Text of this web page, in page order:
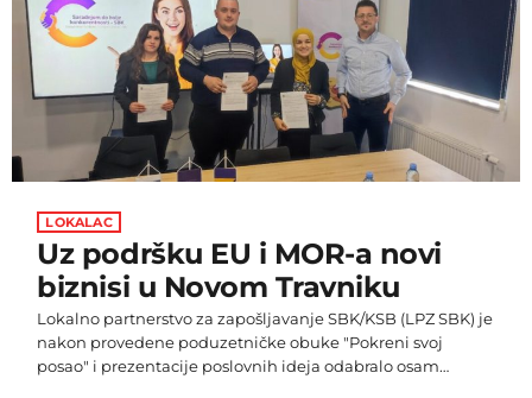
pokrenula proceduru provedbe javne nabave kako bi se
eliminirale nastale štete. Aktivnosti na okončanju
procedure javne nabave čiji je cilj ponovno uspostavljanje
funkcionalne javne […]
LOKALAC
Uz podršku EU i MOR-a novi
biznisi u Novom Travniku
Lokalno partnerstvo za zapošljavanje SBK/KSB (LPZ SBK) je
nakon provedene poduzetničke obuke "Pokreni svoj
posao" i prezentacije poslovnih ideja odabralo osam